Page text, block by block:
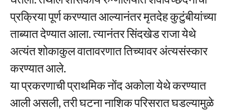
प्रक्रिया पूर्ण करण्यात आल्यानंतर मृतदेह कुटुंबीयांच्या
ताब्यात देण्यात आला. त्यानंतर सिंदखेड राजा येथे
अत्यंत शोकाकुल वातावरणात तिच्यावर अंत्यसंस्कार
करण्यात आले.
या प्रकरणाची प्राथमिक नोंद अकोला येथे करण्यात
आली असली, तरी घटना नाशिक परिसरात घडल्यामुळे